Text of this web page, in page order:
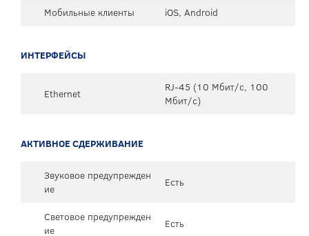
Мобильные клиенты iOS, Android
ИНТЕРФЕЙСЫ
Ethernet
RJ-45 (10 Мбит/с, 100
Мбит/с)
АКТИВНОЕ СДЕРЖИВАНИЕ
Звуковое предупрежден
ие
Есть
Световое предупрежден
ие
Есть